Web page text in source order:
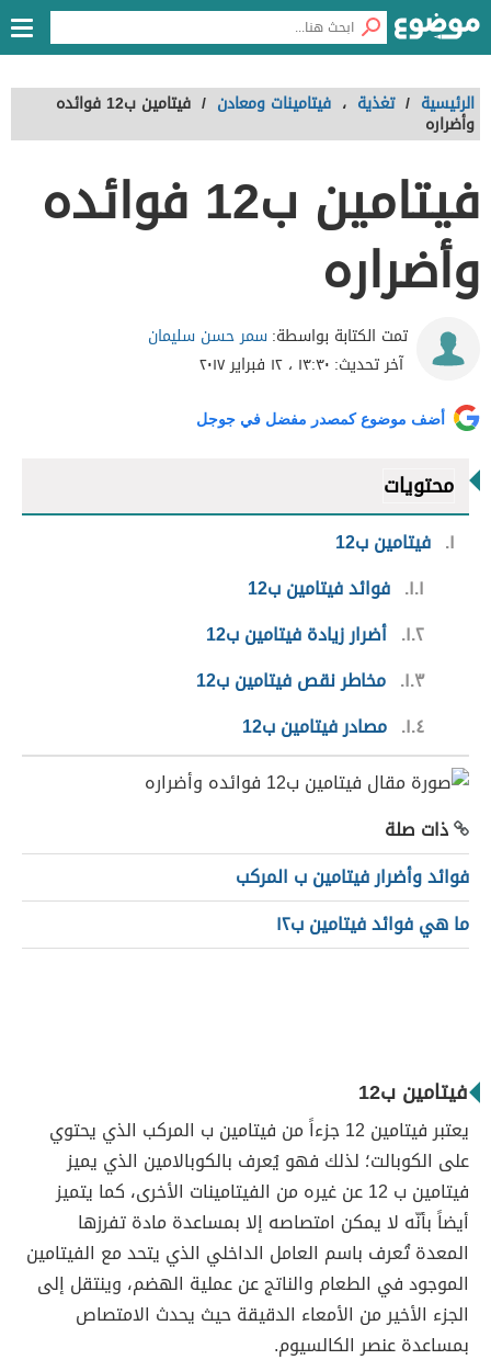
الرئيسية / تغذية ، فيتامينات ومعادن / فيتامين ب12 فوائده
وأضراره
فيتامين ب12 فوائده
وأضراره
تمت الكتابة بواسطة:سمر حسن سليمان
آخر تحديث: ١٣:٣٠ ، ١٢ فبراير ٢٠١٧
أضف موضوع كمصدر مفضل في جوجل
محتويات
١ فيتامين ب12
١.١ فوائد فيتامين ب12
١.٢ أضرار زيادة فيتامين ب12
١.٣ مخاطر نقص فيتامين ب12
١.٤ مصادر فيتامين ب12
ذات صلة
فوائد وأضرار فيتامين ب المركب
ما هي فوائد فيتامين ب١٢
فيتامين ب12
يعتبر فيتامين 12 جزءاً من فيتامين ب المركب الذي يحتوي
على الكوبالت؛ لذلك فهو يُعرف بالكوبالامين الذي يميز
فيتامين ب 12 عن غيره من الفيتامينات الأخرى، كما يتميز
أيضاً بأنّه لا يمكن امتصاصه إلا بمساعدة مادة تفرزها
المعدة تُعرف باسم العامل الداخلي الذي يتحد مع الفيتامين
الموجود في الطعام والناتج عن عملية الهضم، وينتقل إلى
الجزء الأخير من الأمعاء الدقيقة حيث يحدث الامتصاص
بمساعدة عنصر الكالسيوم.